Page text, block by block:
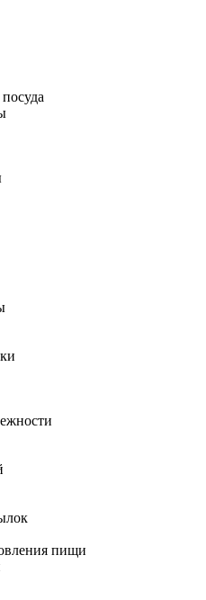
пищи